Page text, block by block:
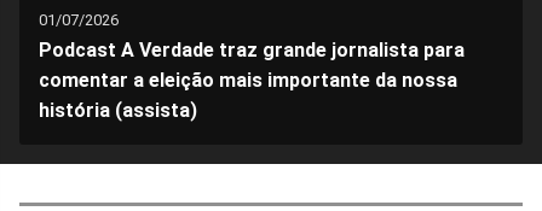
01/07/2026
Podcast A Verdade traz grande jornalista para
comentar a eleição mais importante da nossa
história (assista)